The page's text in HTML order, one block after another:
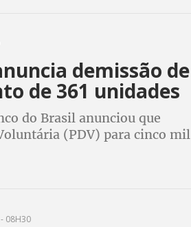
demissão de
de 361 unidades
do Brasil anunciou que
(PDV) para cinco mil
- 08H30